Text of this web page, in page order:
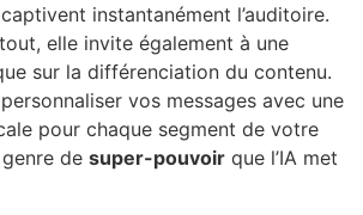
instantanément l’auditoire.
elle invite également à une
sur la différenciation du contenu.
vos messages avec une
pour chaque segment de votre
de super-pouvoir que l’IA met